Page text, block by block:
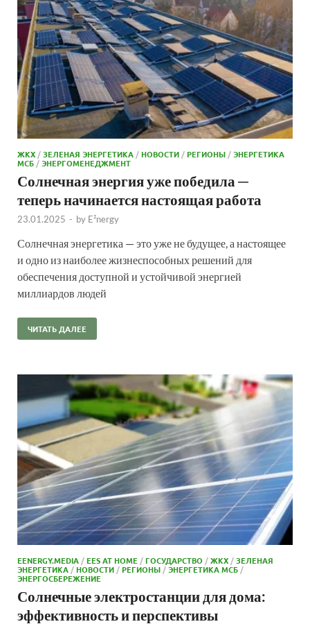
ЖКХ /ЗЕЛЕНАЯ ЭНЕРГЕТИКА /НОВОСТИ /РЕГИОНЫ /ЭНЕРГЕТИКА
МСБ /ЭНЕРГОМЕНЕДЖМЕНТ
Солнечная энергия уже победила ─
теперь начинается настоящая работа
23.01.2025 - by E²nergy
Солнечная энергетика — это уже не будущее, а настоящее
и одно из наиболее жизнеспособных решений для
обеспечения доступной и устойчивой энергией
миллиардов людей
ЧИТАТЬ ДАЛЕЕ
EENERGY.MEDIA /EES AT HOME /ГОСУДАРСТВО /ЖКХ /ЗЕЛЕНАЯ
ЭНЕРГЕТИКА /НОВОСТИ /РЕГИОНЫ /ЭНЕРГЕТИКА МСБ /
ЭНЕРГОСБЕРЕЖЕНИЕ
Солнечные электростанции для дома:
эффективность и перспективы